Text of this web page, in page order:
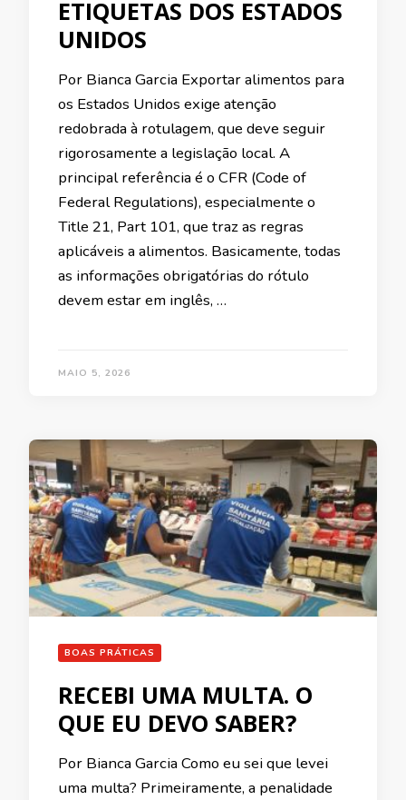
ETIQUETAS DOS ESTADOS
UNIDOS
Por Bianca Garcia Exportar alimentos para
os Estados Unidos exige atenção
redobrada à rotulagem, que deve seguir
rigorosamente a legislação local. A
principal referência é o CFR (Code of
Federal Regulations), especialmente o
Title 21, Part 101, que traz as regras
aplicáveis a alimentos. Basicamente, todas
as informações obrigatórias do rótulo
devem estar em inglês, …
MAIO 5, 2026
BOAS PRÁTICAS
RECEBI UMA MULTA. O
QUE EU DEVO SABER?
Por Bianca Garcia Como eu sei que levei
uma multa? Primeiramente, a penalidade